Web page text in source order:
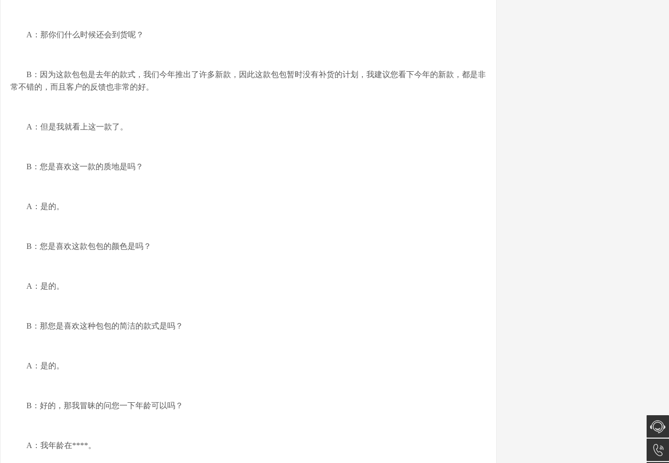
A：那你们什么时候还会到货呢？
B：因为这款包包是去年的款式，我们今年推出了许多新款，因此这款包包暂时没有补货的计划，我建议您看下今年的新款，都是非
常不错的，而且客户的反馈也非常的好。
A：但是我就看上这一款了。
B：您是喜欢这一款的质地是吗？
A：是的。
B：您是喜欢这款包包的颜色是吗？
A：是的。
B：那您是喜欢这种包包的简洁的款式是吗？
A：是的。
B：好的，那我冒昧的问您一下年龄可以吗？
A：我年龄在****。 在线咨